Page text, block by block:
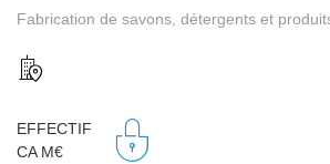
Fabrication de savons, détergents et
EFFECTIF
CA M€